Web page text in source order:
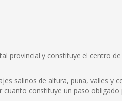
provincial y constituye el centro
salinos de altura, puna, valles y
constituye un paso obligado